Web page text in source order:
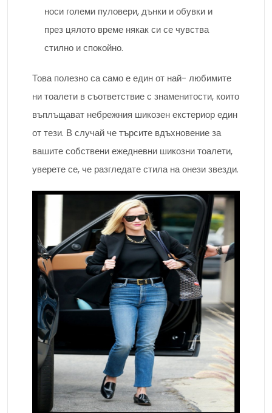
носи големи пуловери, дънки и обувки и
през цялото време някак си се чувства
стилно и спокойно.
Това полезно са само е един от най- любимите
ни тоалети в съответствие с знаменитости, които
въплъщават небрежния шикозен екстериор един
от тези. В случай че търсите вдъхновение за
вашите собствени ежедневни шикозни тоалети,
уверете се, че разгледате стила на онези звезди.